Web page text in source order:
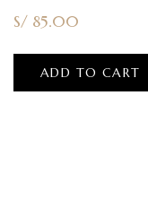
S/ 85.00
ADD TO CART